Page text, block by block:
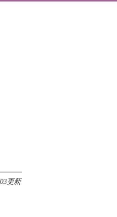
更新